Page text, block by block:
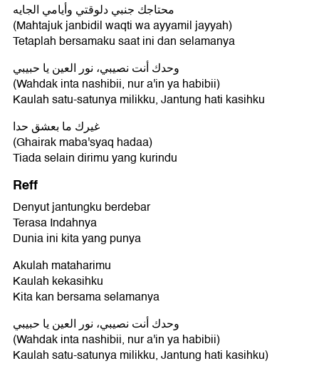
محتاجك جنبي دلوقتي وأيامي الجايه
(Mahtajuk janbidil waqti wa ayyamil jayyah)
Tetaplah bersamaku saat ini dan selamanya
وحدك أنت نصيبي، نور العين يا حبيبي
(Wahdak inta nashibii, nur a'in ya habibii)
Kaulah satu-satunya milikku, Jantung hati kasihku
غيرك ما بعشق حدا
(Ghairak maba'syaq hadaa)
Tiada selain dirimu yang kurindu
Reff
Denyut jantungku berdebar
Terasa Indahnya
Dunia ini kita yang punya
Akulah mataharimu
Kaulah kekasihku
Kita kan bersama selamanya
وحدك أنت نصيبي، نور العين يا حبيبي
(Wahdak inta nashibii, nur a'in ya habibii)
Kaulah satu-satunya milikku, Jantung hati kasihku)